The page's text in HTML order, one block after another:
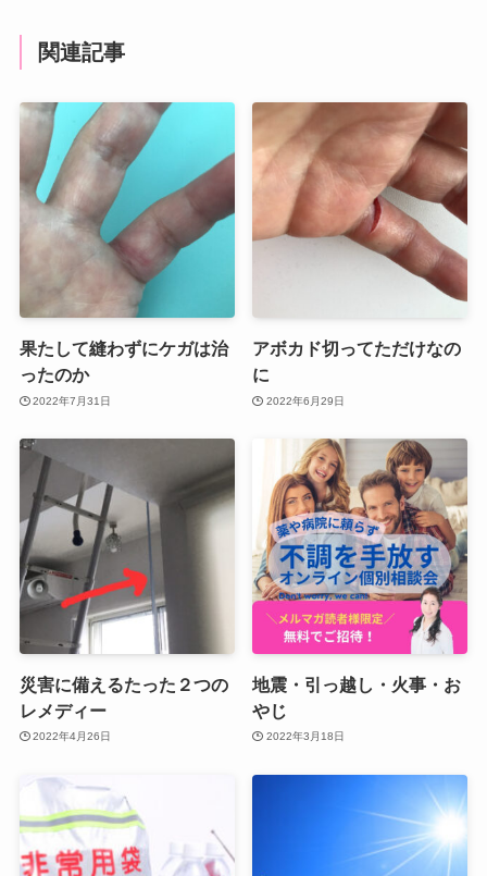
関連記事
果たして縫わずにケガは治
ったのか
2022年7月31日
アボカド切ってただけなの
に
2022年6月29日
災害に備えるたった２つの
レメディー
2022年4月26日
地震・引っ越し・火事・お
やじ
2022年3月18日